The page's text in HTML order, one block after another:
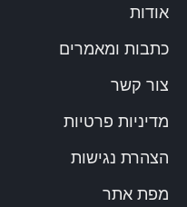
אודות
כתבות ומאמרים
צור קשר
מדיניות פרטיות
הצהרת נגישות
מפת אתר